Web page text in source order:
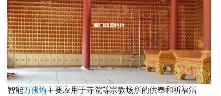
智能万佛墙主要应用于寺院等宗教场所的供奉和祈福活